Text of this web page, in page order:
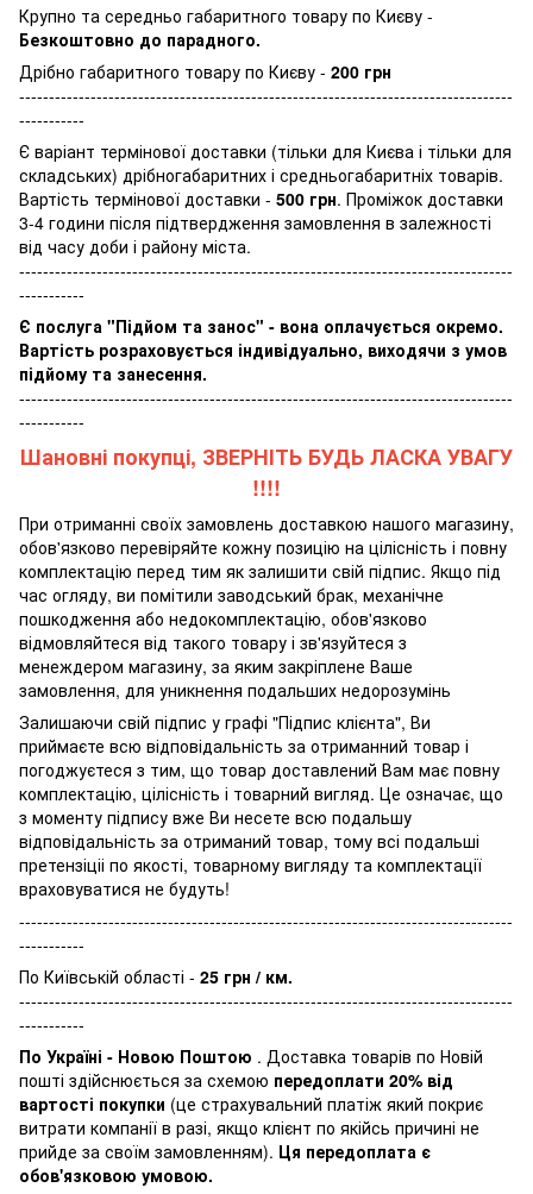
Крупно та середньо габаритного товару по Києву -
Безкоштовно до парадного.
Дрібно габаритного товару по Києву - 200 грн
-----------------------------------------------------------------------------------
-----------
Є варіант термінової доставки (тільки для Києва і тільки для
складських) дрібногабаритних і средньогабаритніх товарів.
Вартість термінової доставки - 500 грн. Проміжок доставки
3-4 години після підтвердження замовлення в залежності
від часу доби і району міста.
-----------------------------------------------------------------------------------
-----------
Є послуга "Підйом та занос" - вона оплачується окремо.
Вартість розраховується індивідуально, виходячи з умов
підйому та занесення.
-----------------------------------------------------------------------------------
-----------
Шановні покупці, ЗВЕРНІТЬ БУДЬ ЛАСКА УВАГУ
!!!!
При отриманні своїх замовлень доставкою нашого магазину,
обов'язково перевіряйте кожну позицію на цілісність і повну
комплектацію перед тим як залишити свій підпис. Якщо під
час огляду, ви помітили заводський брак, механічне
пошкодження або недокомплектацію, обов'язково
відмовляйтеся від такого товару і зв'язуйтеся з
менеждером магазину, за яким закріплене Ваше
замовлення, для уникнення подальших недорозумінь
Залишаючи свій підпис у графі "Підпис клієнта", Ви
приймаєте всю відповідальність за отриманний товар і
погоджуєтеся з тим, що товар доставлений Вам має повну
комплектацію, цілісність і товарний вигляд. Це означає, що
з моменту підпису вже Ви несете всю подальшу
відповідальність за отриманий товар, тому всі подальші
претензіціі по якості, товарному вигляду та комплектації
враховуватися не будуть!
-----------------------------------------------------------------------------------
-----------
По Київській області - 25 грн / км.
-----------------------------------------------------------------------------------
-----------
По Україні - Новою Поштою . Доставка товарів по Новій
пошті здійснюється за схемою передоплати 20% від
вартості покупки (це страхувальний платіж який покриє
витрати компанії в разі, якщо клієнт по якійсь причині не
прийде за своїм замовленням). Ця передоплата є
обов'язковою умовою.